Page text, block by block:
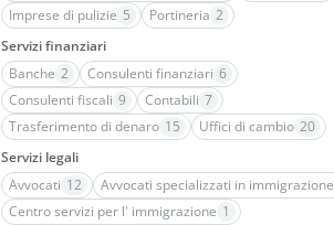
Imprese di pulizie 5 Portineria 2
Servizi finanziari
Banche 2 Consulenti finanziari 6
Consulenti fiscali 9 Contabili 7
Trasferimento di denaro 15 Uffici di cambio 20
Servizi legali
Avvocati 12 Avvocati specializzati in immigrazione
Centro servizi per l' immigrazione 1